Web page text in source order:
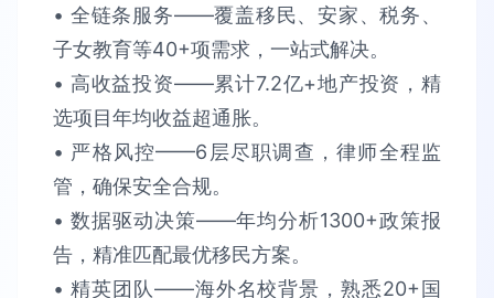
• 全链条服务​​——覆盖移民、安家、税务、
子女教育等40+项需求，​​一站式解决​​。​​
• 高收益投资​​——累计​​7.2亿+​​地产投资，精
选项目​​年均收益超通胀​​。​​
• 严格风控​​——6层尽职调查，律师全程监
管，确保​​安全合规​​。​​
• 数据驱动决策​​——年均分析​​1300+政策报
告​​，精准匹配最优移民方案。​​
• 精英团队​​——海外名校背景，熟悉​​20+国